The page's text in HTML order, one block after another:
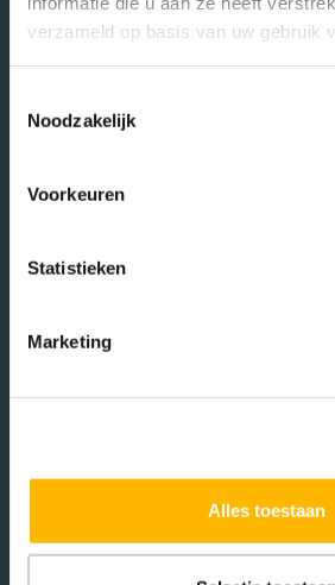
verzameld op basis van uw gebruik
Noodzakelijk
Voorkeuren
Statistieken
Marketing
Alles toestaan
1705